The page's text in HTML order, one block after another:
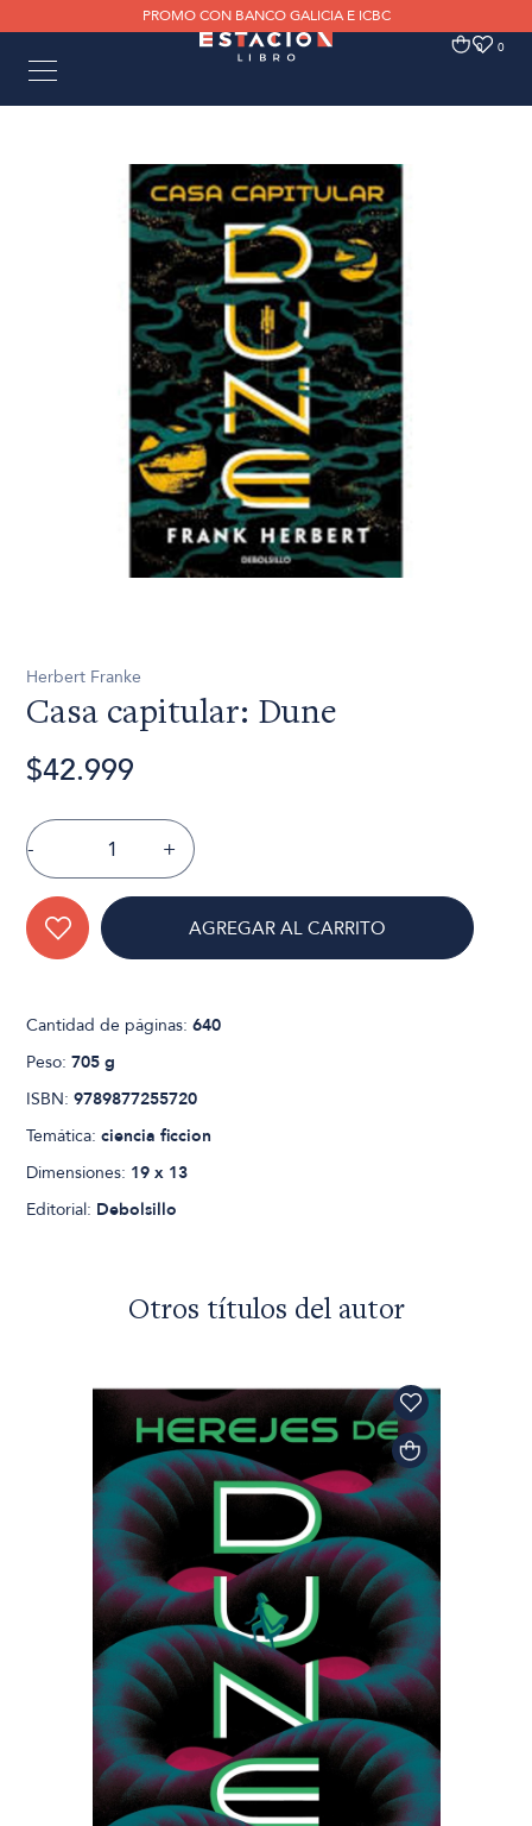
PROMO CON BANCO GALICIA E ICBC
0 0
Herbert Franke
Casa capitular: Dune
$42.999
- +
AGREGAR AL CARRITO
Cantidad de páginas:640
Peso:705 g
ISBN:9789877255720
Temática:ciencia ficcion
Dimensiones: 19 x 13
Editorial: Debolsillo
Otros títulos del autor